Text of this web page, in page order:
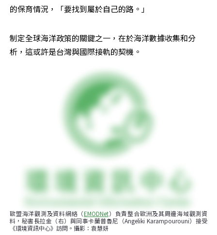
的保育情況，「要找到屬於自己的路。」
制定全球海洋政策的關鍵之一，在於海洋數據收集和分
析，這或許是台灣與國際接軌的契機。
歐盟海洋觀測及資料網絡（EMODNet）負責整合歐洲及其周邊海域觀測資
料，秘書長拉金（右）與同事卡蘭普魯尼（Angeliki Karampourouni）接受
《環境資訊中心》訪問。攝影：袁慧妍